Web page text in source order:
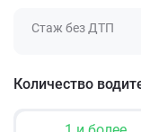
Стаж без ДТП
Количество